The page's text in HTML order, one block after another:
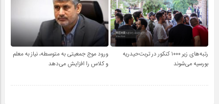
رتبه‌های زیر ۱۰۰۰ کنکور در تربت‌حیدریه
بورسیه می‌شوند
ورود موج جمعیتی به متوسطه، نیاز به معلم
و کلاس را افزایش می‌دهد